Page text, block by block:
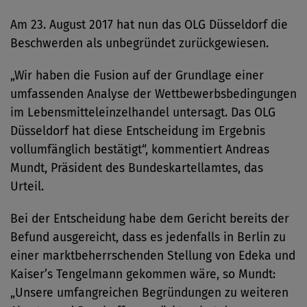
Am 23. August 2017 hat nun das OLG Düsseldorf die
Beschwerden als unbegründet zurückgewiesen.
„Wir haben die Fusion auf der Grundlage einer
umfassenden Analyse der Wettbewerbsbedingungen
im Lebensmitteleinzelhandel untersagt. Das OLG
Düsseldorf hat diese Entscheidung im Ergebnis
vollumfänglich bestätigt“, kommentiert Andreas
Mundt, Präsident des Bundeskartellamtes, das
Urteil.
Bei der Entscheidung habe dem Gericht bereits der
Befund ausgereicht, dass es jedenfalls in Berlin zu
einer marktbeherrschenden Stellung von Edeka und
Kaiser’s Tengelmann gekommen wäre, so Mundt:
„Unsere umfangreichen Begründungen zu weiteren